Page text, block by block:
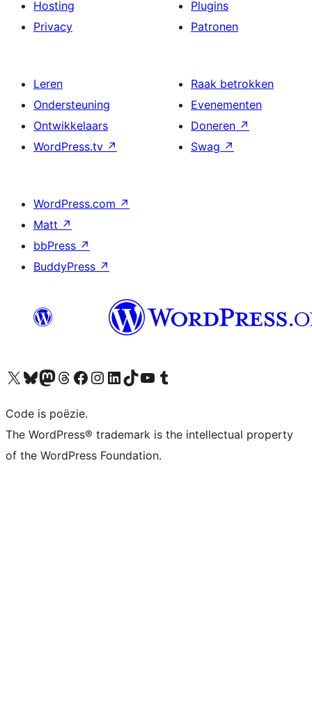
Hosting
Privacy
Plugins
Patronen
Leren
Ondersteuning
Ontwikkelaars
WordPress.tv ↗
Raak betrokken
Evenementen
Doneren ↗
Swag ↗
WordPress.com ↗
Matt ↗
bbPress ↗
BuddyPress ↗
Bezoek ons X (voorheen Twitter) account
Bezoek ons Bluesky account
Bezoek ons Mastodon account
Bezoek ons Threads account
Onze Facebook pagina bezoeken
Bezoek ons Instagram account
Bezoek ons LinkedIn account
Bezoek ons TikTok account
Bezoek ons YouTube kanaalBezoek ons Tumblr account
Code is poëzie.
The WordPress® trademark is the intellectual property
of the WordPress Foundation.